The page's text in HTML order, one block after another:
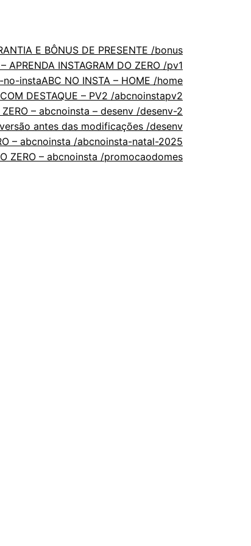
E BÔNUS DE PRESENTE /bonus
APRENDA INSTAGRAM DO ZERO /pv1
no-instaABC NO INSTA – HOME /home
DESTAQUE – PV2 /abcnoinstapv2
ZERO – abcnoinsta – desenv /desenv-2
versão antes das modificações /desenv
– abcnoinsta /abcnoinsta-natal-2025
ZERO – abcnoinsta /promocaodomes